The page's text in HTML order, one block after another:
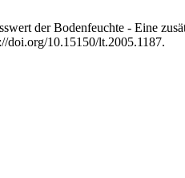
der Bodenfeuchte - Eine
doi.org/10.15150/lt.2005.1187.